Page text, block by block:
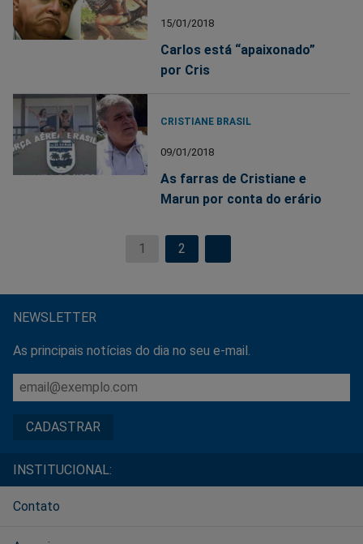
15/01/2018
Carlos está “apaixonado”
por Cris
CRISTIANE BRASIL
09/01/2018
As farras de Cristiane e
Marun por conta do erário
1 2
NEWSLETTER
As principais notícias do dia no seu e-mail.
INSTITUCIONAL:
Contato